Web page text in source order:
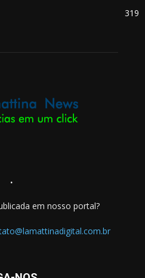
319
.
em nosso portal?